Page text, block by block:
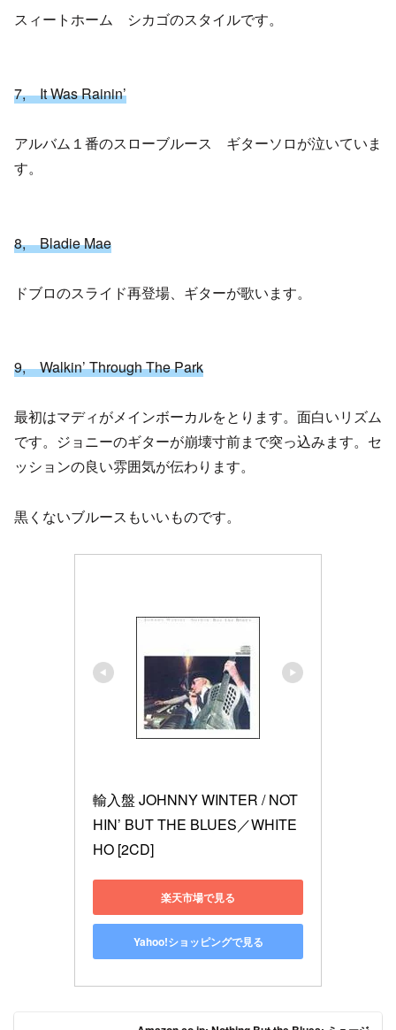
スィートホーム シカゴのスタイルです。
7, It Was Rainin’
アルバム１番のスローブルース ギターソロが泣いていま
す。
8, Bladie Mae
ドブロのスライド再登場、ギターが歌います。
9, Walkin’ Through The Park
最初はマディがメインボーカルをとります。面白いリズム
です。ジョニーのギターが崩壊寸前まで突っ込みます。セ
ッションの良い雰囲気が伝わります。
黒くないブルースもいいものです。
輸入盤 JOHNNY WINTER / NOT
HIN’ BUT THE BLUES／WHITE
HO [2CD]
楽天市場で見る
Yahoo!ショッピングで見る